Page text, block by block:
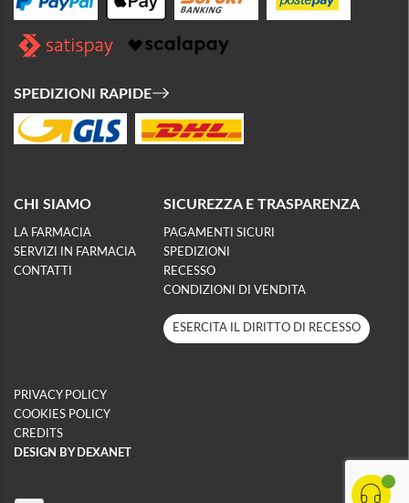
SPEDIZIONI RAPIDE
CHI SIAMO
LA FARMACIA
SERVIZI IN FARMACIA
CONTATTI
SICUREZZA E TRASPARENZA
PAGAMENTI SICURI
SPEDIZIONI
RECESSO
CONDIZIONI DI VENDITA
ESERCITA IL DIRITTO DI RECESSO
PRIVACY POLICY
COOKIES POLICY
CREDITS
DESIGN BY DEXANET